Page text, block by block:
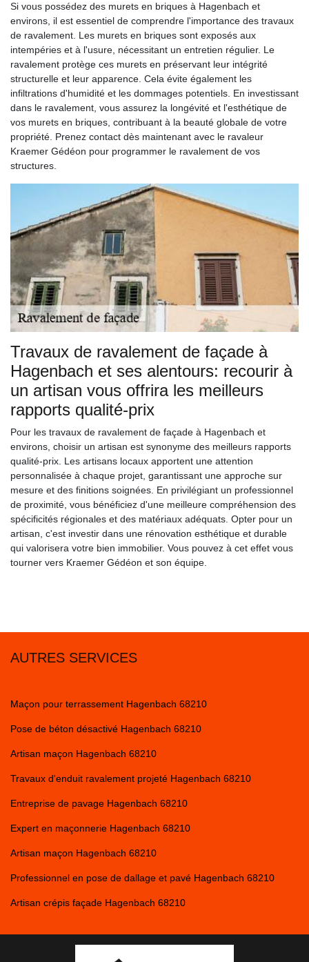
Si vous possédez des murets en briques à Hagenbach et
environs, il est essentiel de comprendre l'importance des travaux
de ravalement. Les murets en briques sont exposés aux
intempéries et à l'usure, nécessitant un entretien régulier. Le
ravalement protège ces murets en préservant leur intégrité
structurelle et leur apparence. Cela évite également les
infiltrations d'humidité et les dommages potentiels. En investissant
dans le ravalement, vous assurez la longévité et l'esthétique de
vos murets en briques, contribuant à la beauté globale de votre
propriété. Prenez contact dès maintenant avec le ravaleur
Kraemer Gédéon pour programmer le ravalement de vos
structures.
Travaux de ravalement de façade à
Hagenbach et ses alentours: recourir à
un artisan vous offrira les meilleurs
rapports qualité-prix
Pour les travaux de ravalement de façade à Hagenbach et
environs, choisir un artisan est synonyme des meilleurs rapports
qualité-prix. Les artisans locaux apportent une attention
personnalisée à chaque projet, garantissant une approche sur
mesure et des finitions soignées. En privilégiant un professionnel
de proximité, vous bénéficiez d'une meilleure compréhension des
spécificités régionales et des matériaux adéquats. Opter pour un
artisan, c'est investir dans une rénovation esthétique et durable
qui valorisera votre bien immobilier. Vous pouvez à cet effet vous
tourner vers Kraemer Gédéon et son équipe.
AUTRES SERVICES
Maçon pour terrassement Hagenbach 68210
Pose de béton désactivé Hagenbach 68210
Artisan maçon Hagenbach 68210
Travaux d'enduit ravalement projeté Hagenbach 68210
Entreprise de pavage Hagenbach 68210
Expert en maçonnerie Hagenbach 68210
Artisan maçon Hagenbach 68210
Professionnel en pose de dallage et pavé Hagenbach 68210
Artisan crépis façade Hagenbach 68210